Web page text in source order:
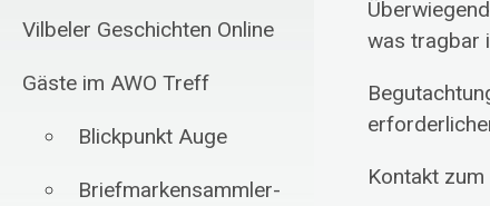
Vilbeler Geschichten Online
Gäste im AWO Treff
Blickpunkt Auge
Briefmarkensammler-
was tragbar
Kontakt